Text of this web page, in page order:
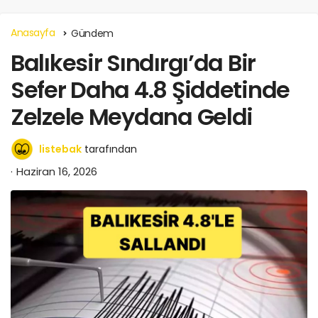
Anasayfa Gündem
Balıkesir Sındırgı’da Bir
Sefer Daha 4.8 Şiddetinde
Zelzele Meydana Geldi
listebak tarafından
Haziran 16, 2026